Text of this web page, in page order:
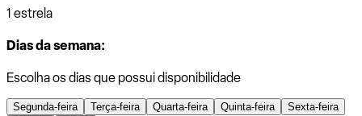
1 estrela
Dias da semana:
Escolha os dias que possui disponibilidade
Segunda-feira Terça-feira Quarta-feira Quinta-feira
Sexta-feira